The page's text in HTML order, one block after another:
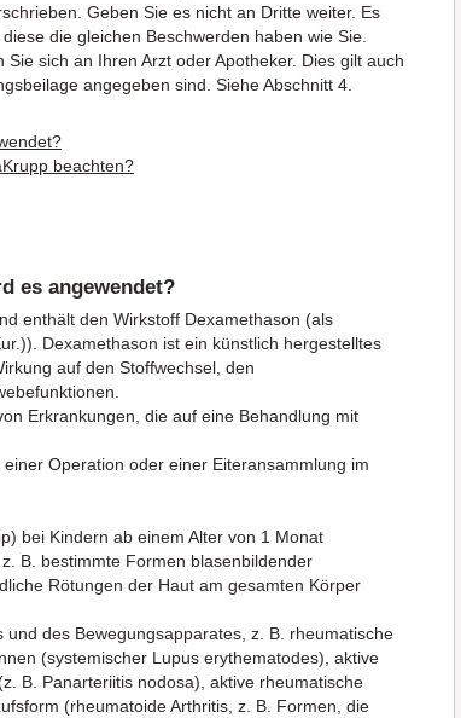
Geben Sie es nicht an Dritte weiter. Es
die gleichen Beschwerden haben wie Sie.
sich an Ihren Arzt oder Apotheker. Dies gilt auch
angegeben sind. Siehe Abschnitt 4.
beachten?
es angewendet?
enthält den Wirkstoff Dexamethason (als
Dexamethason ist ein künstlich hergestelltes
auf den Stoffwechsel, den
Erkrankungen, die auf eine Behandlung mit
Operation oder einer Eiteransammlung im
bei Kindern ab einem Alter von 1 Monat
B. bestimmte Formen blasenbildender
Rötungen der Haut am gesamten Körper
des Bewegungsapparates, z. B. rheumatische
(systemischer Lupus erythematodes), aktive
B. Panarteriitis nodosa), aktive rheumatische
(rheumatoide Arthritis, z. B. Formen, die